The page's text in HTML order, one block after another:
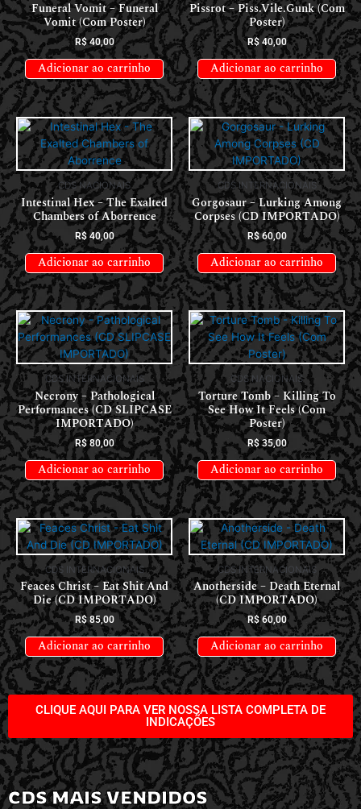
Funeral Vomit – Funeral
Vomit (Com Poster)
R$40,00
Adicionar ao carrinho
Pissrot – Piss.Vile.Gunk (Com
Poster)
R$40,00
Adicionar ao carrinho
CDS NACIONAIS
Intestinal Hex – The Exalted
Chambers of Aborrence
R$40,00
Adicionar ao carrinho
CDS INTERNACIONAIS
Gorgosaur – Lurking Among
Corpses (CD IMPORTADO)
R$60,00
Adicionar ao carrinho
CDS INTERNACIONAIS
Necrony – Pathological
Performances (CD SLIPCASE
IMPORTADO)
R$80,00
Adicionar ao carrinho
CDS NACIONAIS
Torture Tomb – Killing To
See How It Feels (Com
Poster)
R$35,00
Adicionar ao carrinho
CDS INTERNACIONAIS
Feaces Christ – Eat Shit And
Die (CD IMPORTADO)
R$85,00
Adicionar ao carrinho
CDS INTERNACIONAIS
Anotherside – Death Eternal
(CD IMPORTADO)
R$60,00
Adicionar ao carrinho
CLIQUE AQUI PARA VER NOSSA LISTA COMPLETA DE
INDICAÇÕES
CDS MAIS VENDIDOS